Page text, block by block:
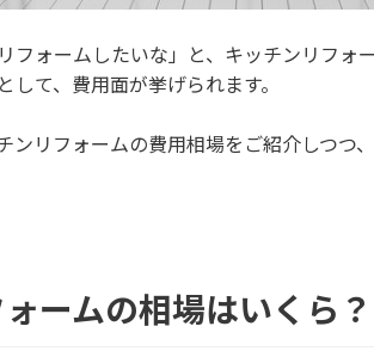
フォームしたいな」と、キッチンリフ
て、費用面が挙げられます。
ンリフォームの費用相場をご紹介しつつ
ームの相場はいくら？